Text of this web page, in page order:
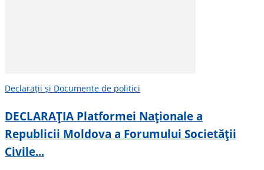
Declarații și Documente de politici
DECLARAȚIA Platformei Naționale a
Republicii Moldova a Forumului Societății
Civile...